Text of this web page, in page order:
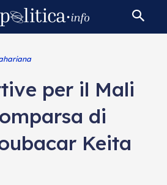
per il Mali
di
Keita